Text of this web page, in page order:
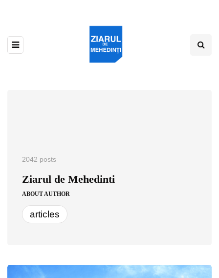
2042 posts
Ziarul de Mehedinti
ABOUT AUTHOR
articles